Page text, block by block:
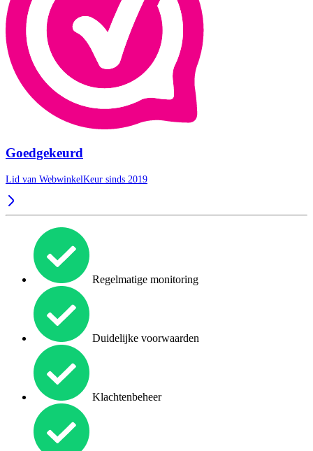
Goedgekeurd
Lid van WebwinkelKeur sinds 2019
Regelmatige monitoring
Duidelijke voorwaarden
Klachtenbeheer